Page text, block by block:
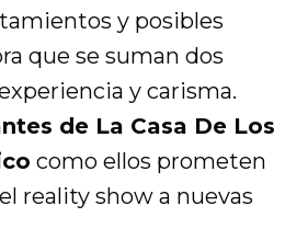
y posibles
que se suman dos
y carisma.
de La Casa De Los
como ellos prometen
reality show a nuevas